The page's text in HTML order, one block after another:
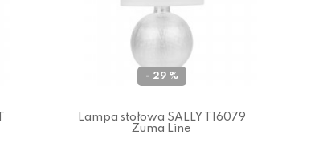
- 29 %
Lampa stołowa SALLY T16079
Zuma Line